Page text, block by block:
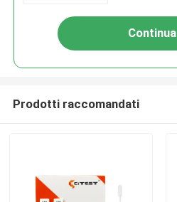
Continua
Prodotti raccomandati